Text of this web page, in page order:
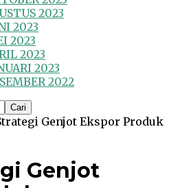
2023
2023
2023
2023
2023
2022
Genjot Ekspor Produk
Genjot